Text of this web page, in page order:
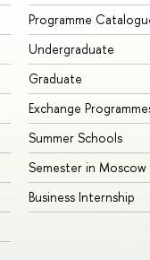
Programme
Undergraduate
Graduate
Exchange
Summer Schools
Semester in Moscow
Business Internship